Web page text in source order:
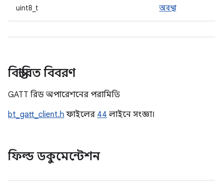
uint8_t অবস্থা
বিস্তারিত বিবরণ
GATT রিড অপারেশনের পরামিতি
bt_gatt_client.h ফাইলের 44 লাইনে সংজ্ঞা।
ফিল্ড ডকুমেন্টেশন